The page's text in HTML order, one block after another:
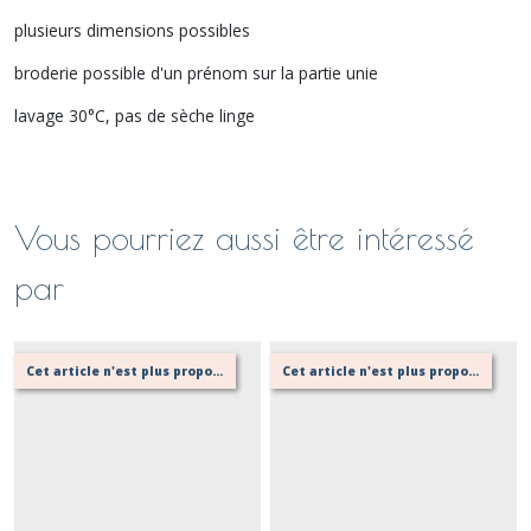
plusieurs dimensions possibles
broderie possible d'un prénom sur la partie unie
lavage 30°C, pas de sèche linge
Vous pourriez aussi être intéressé
par
Cet article n'est plus proposé, retournez au menu principal ou contactez moi! Cet article n'est plus proposé, retournez au menu principal ou contactez moi!